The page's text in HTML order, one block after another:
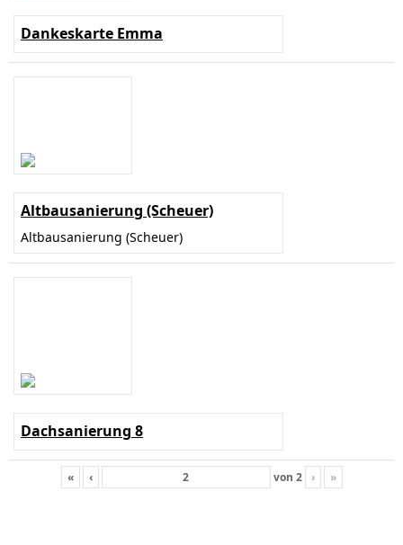
Dankeskarte Emma
Altbausanierung (Scheuer)
Altbausanierung (Scheuer)
Dachsanierung 8
« ‹ von 2 › »